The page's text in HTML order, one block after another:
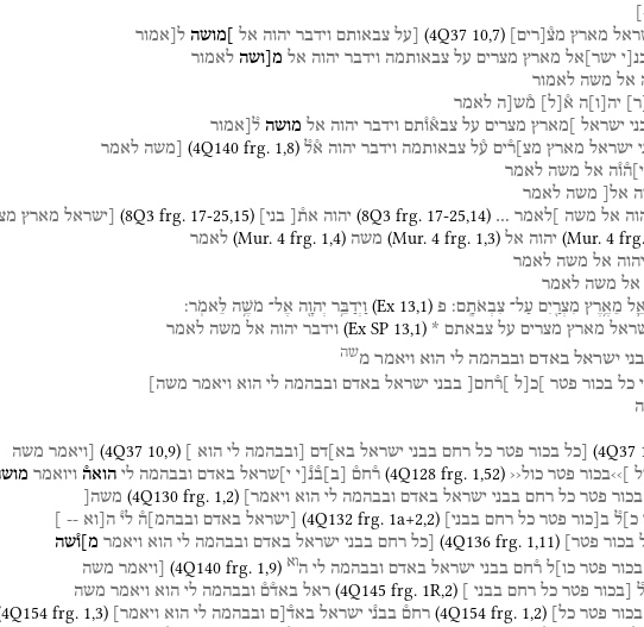
מארץ מצ֯ רים (4Q37 10,7) [על צבאותם וידבר יהוה אל ]מושה ל[אמור
ישר]אל מארץ מצרים על צבאותמה וידבר יהוה אל מ[ושה לאמור
אל משה לאמור
ר יה ו ה א֯ ל מ֯ש[ה לאמר
ישראל ]מארץ מצרים על צבא֯ו֯תם וידבר יהוה אל מושה ל֯[אמור
ישראל מארץ מצ]ר֯ים ע֯ל צבאותמה וידבר יהוה א֯ל֯ (4Q140 frg. 1,8) [משה לאמר
י ה֯ו֯ה אל משה לאמר
אל[ משה לאמר
אל משה ]לאמר …
(8Q3 frg. 17-25,14) יהוה את֯[ בני] (8Q3 frg. 17-25,15) [ישראל מארץ
(Mur. 4 יהוה אל (Mur. 4 frg. 1,3) משה (Mur. 4 frg. 1,4) לאמר
יהוה אל משה לאמר
אל משה לאמר
מֵאֶ֥רֶץ מִצְרַ֖יִם עַל־ צִבְאֹתָֽם׃ פ (Ex 13,1) וַיְדַבֵּ֥ר יְהוָ֖ה אֶל־ מֹשֶׁ֥ה לֵּאמֹֽר׃
מארץ מצרים על צבאתם *
(Ex SP 13,1) וידבר יהוה אל משה לאמר
ישראל באדם ובבהמה לי הוא ויאמר משה
כל בכור פטר ]כ[ל ]ר֯חם[ בבני ישראל באדם ובבהמה לי הוא ויאמר משה]
(4Q37 [כל בכור פטר כל רחם בבני ישראל בא]דם [ובבהמה לי הוא (4Q37 10,9) [ויאמר משה
]››בכור פטר כול‹‹ (4Q128 frg. 1,52) ר֯חם֯ ב ב֯נ֯[י י]שראל באדם ובבהמה לי הואה֯ ויואמר
בכור פטר כל רחם בבני ישראל באדם ובבהמה לי הוא ויאמר] (4Q130 frg. 1,2) משה[
כ]ל֯ ב[כור פטר כל רחם בבני] (4Q132 frg. 1a+2,2) [ישראל באדם ובבהמ]ה֯ לי֯ ה[וא --
בכור פטר] (4Q136 frg. 1,11) [כל רחם בבני ישראל באדם ובבהמה לי הוא ויאמר מ]ו֯שה
בכור פטר כו]ל ר֯חם בבני ישראל באדם ובבהמה לי הוא (4Q140 frg. 1,9) [ויאמר משה
[בכור פטר כל רחם בבני (4Q145 frg. 1R,2) ראל באד֯ם֯ ובבהמה לי הוא ויאמר משה
בכור פטר כל] (4Q154 frg. 1,2) רחם֯ בבנ֯י ישראל באד֯[ם ובבהמה לי הוא ויאמר] 4Q154 frg. 1,3)